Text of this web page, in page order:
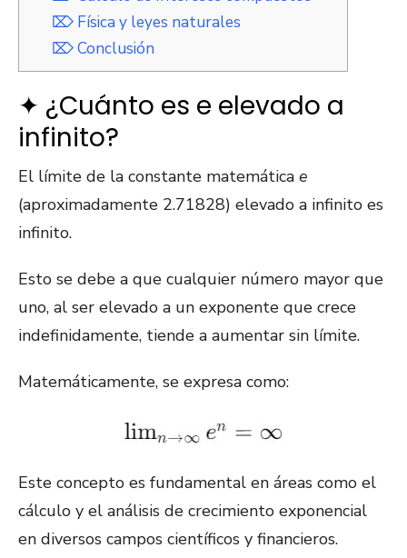
⌦ Física y leyes naturales
⌦ Conclusión
✦ ¿Cuánto es e elevado a
infinito?
El límite de la constante matemática e
(aproximadamente 2.71828) elevado a infinito es
infinito.
Esto se debe a que cualquier número mayor que
uno, al ser elevado a un exponente que crece
indefinidamente, tiende a aumentar sin límite.
Matemáticamente, se expresa como:
Este concepto es fundamental en áreas como el
cálculo y el análisis de crecimiento exponencial
en diversos campos científicos y financieros.